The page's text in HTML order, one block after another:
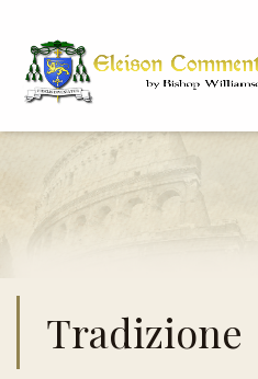
Tradizione